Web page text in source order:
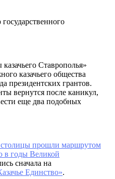
Ставрополья»
казачьего общества
президентских грантов.
вернутся после каникул,
еще два подобных
столицы прошли маршрутом
в годы Великой
сначала на
Единство».